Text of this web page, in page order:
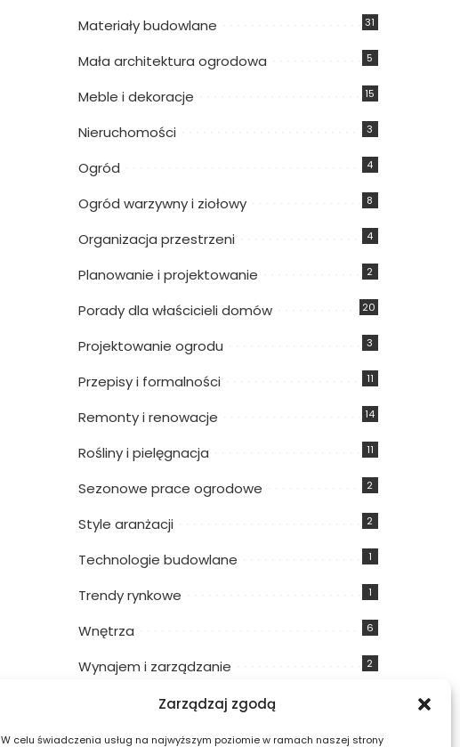
Zarządzaj zgodą
W celu świadczenia usług na najwyższym poziomie w ramach naszej strony
Materiały budowlane 31
Mała architektura ogrodowa 5
Meble i dekoracje 15
Nieruchomości 3
Ogród 4
Ogród warzywny i ziołowy 8
Organizacja przestrzeni 4
Planowanie i projektowanie 2
Porady dla właścicieli domów 20
Projektowanie ogrodu 3
Przepisy i formalności 11
Remonty i renowacje 14
Rośliny i pielęgnacja 11
Sezonowe prace ogrodowe 2
Style aranżacji 2
Technologie budowlane 1
Trendy rynkowe 1
Wnętrza 6
Wynajem i zarządzanie 2
Wyposażenie i sprzęt
Zrównoważone rozwiązania